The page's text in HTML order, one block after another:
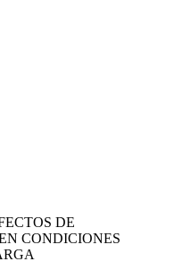
DE
CONDICIONES